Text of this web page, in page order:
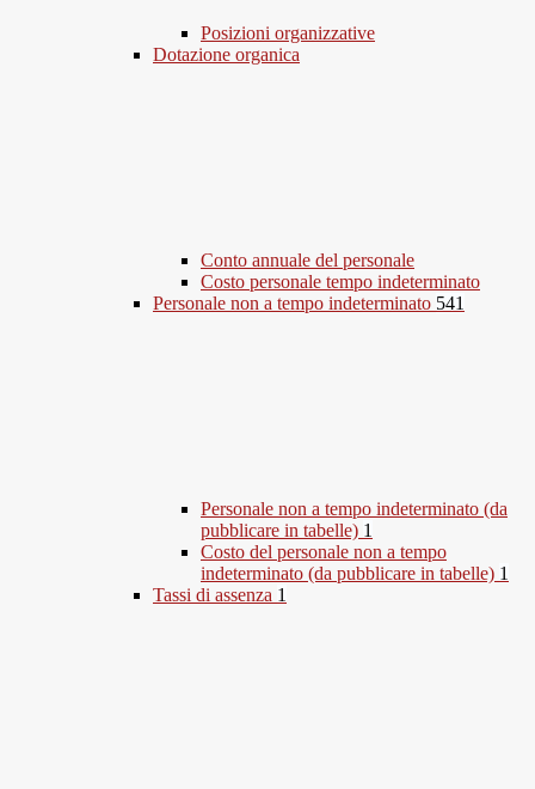
Posizioni organizzative
Dotazione organica
Conto annuale del personale
Costo personale tempo indeterminato
Personale non a tempo indeterminato 541
Personale non a tempo indeterminato (da
pubblicare in tabelle) 1
Costo del personale non a tempo
indeterminato (da pubblicare in tabelle) 1
Tassi di assenza 1